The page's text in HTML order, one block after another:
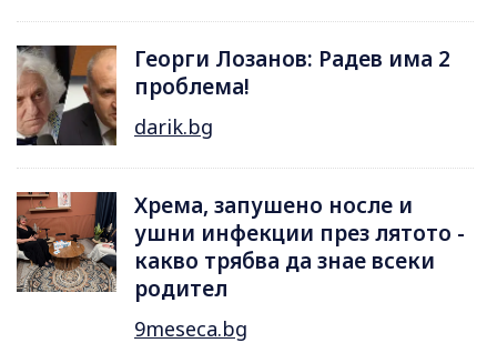
Георги Лозанов: Радев има 2
проблема!
darik.bg
Хрема, запушено носле и
ушни инфекции през лятотo -
какво трябва да знае всеки
родител
9meseca.bg